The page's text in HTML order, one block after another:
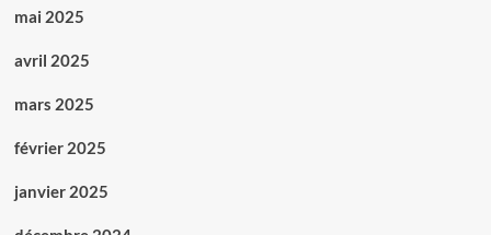
mai 2025
avril 2025
mars 2025
février 2025
janvier 2025